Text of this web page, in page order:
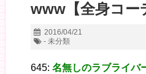
www【全身コー
2016/04/21
- 未分類
645: 名無しのラブライバ